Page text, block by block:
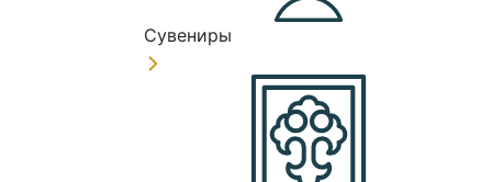
Сувениры